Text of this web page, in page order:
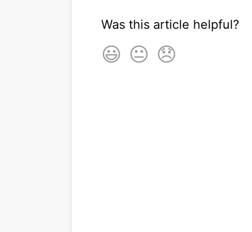
Was this article helpful?
😃 😐 😞